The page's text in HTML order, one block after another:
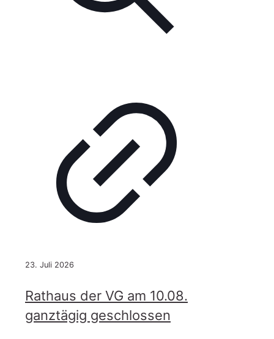
23. Juli 2026
Rathaus der VG am 10.08.
ganztägig geschlossen